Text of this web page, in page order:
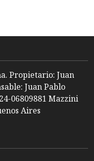
Propietario: Juan
Juan Pablo
06809881 Mazzini
Aires